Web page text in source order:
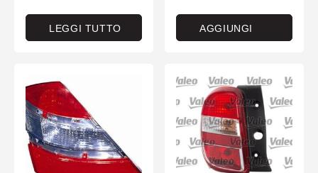
LEGGI TUTTO AGGIUNGI